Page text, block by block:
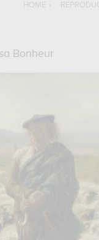
HOME ›
Bonheur